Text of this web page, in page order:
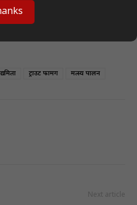
उत्पादों का विविध चयन
ट्राउट फार्मिंग मत्स्य पालन
Next article